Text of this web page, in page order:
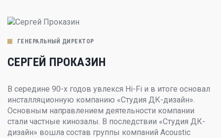
ГЕНЕРАЛЬНЫЙ ДИРЕКТОР
СЕРГЕЙ ПРОКАЗИН
В середине 90-х годов увлекся Hi-Fi и в итоге основал
инсталляционную компанию «Студия ДК-дизайн».
Основным направлением деятельности компании
стали частные кинозалы. В последствии «Студия ДК-
дизайн» вошла состав группы компаний Acoustic